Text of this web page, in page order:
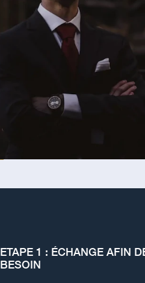
ETAPE 1 : ÉCHANGE AFIN
BESOIN